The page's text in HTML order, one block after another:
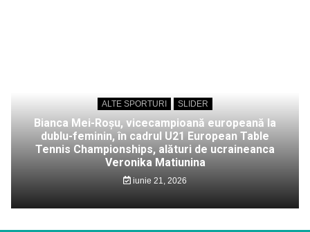
ALTE SPORTURI SLIDER
Bianca Mei-Roșu, vicecampioană europeană la
dublu-feminin, în cadrul U21 European Table
Tennis Championships, alături de ucraineanca
Veronika Matiunina
iunie 21, 2026